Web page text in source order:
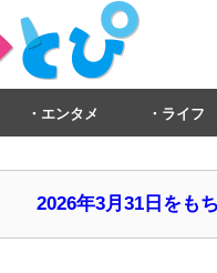
エンタメ ライフ
2026年3月31日をも